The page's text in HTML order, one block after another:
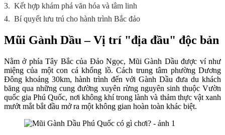
3. Kết hợp khám phá văn hóa và tâm linh
4. Bí quyết lưu trú cho hành trình Bắc đảo
Mũi Gành Dầu – Vị trí "địa đầu" độc bản
Nằm ở phía Tây Bắc của Đảo Ngọc, Mũi Gành Dầu được ví như
miệng của một con cá khổng lồ. Cách trung tâm phường Dương
Đông khoảng 30km, hành trình đến với Gành Dầu đưa du khách
băng qua những cung đường xuyên rừng nguyên sinh thuộc Vườn
quốc gia Phú Quốc, nơi không khí trong lành và thảm thực vật xanh
mướt mắt bắt đầu mở ra một không gian hoàn toàn khác biệt.